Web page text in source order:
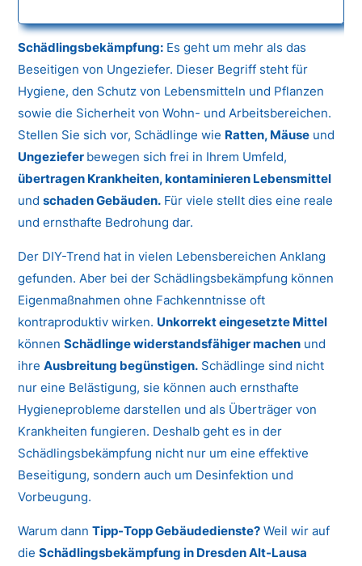
Schädlingsbekämpfung: Es geht um mehr als das
Beseitigen von Ungeziefer. Dieser Begriff steht für
Hygiene, den Schutz von Lebensmitteln und Pflanzen
sowie die Sicherheit von Wohn- und Arbeitsbereichen.
Stellen Sie sich vor, Schädlinge wie Ratten, Mäuse und
Ungeziefer bewegen sich frei in Ihrem Umfeld,
übertragen Krankheiten, kontaminieren Lebensmittel
undschaden Gebäuden. Für viele stellt dies eine reale
und ernsthafte Bedrohung dar.
Der DIY-Trend hat in vielen Lebensbereichen Anklang
gefunden. Aber bei der Schädlingsbekämpfung können
Eigenmaßnahmen ohne Fachkenntnisse oft
kontraproduktiv wirken. Unkorrekt eingesetzte Mittel
könnenSchädlinge widerstandsfähiger machen und
ihreAusbreitung begünstigen. Schädlinge sind nicht
nur eine Belästigung, sie können auch ernsthafte
Hygieneprobleme darstellen und als Überträger von
Krankheiten fungieren. Deshalb geht es in der
Schädlingsbekämpfung nicht nur um eine effektive
Beseitigung, sondern auch um Desinfektion und
Vorbeugung.
Warum dannTipp-Topp Gebäudedienste? Weil wir auf
dieSchädlingsbekämpfung in Dresden Alt-Lausa